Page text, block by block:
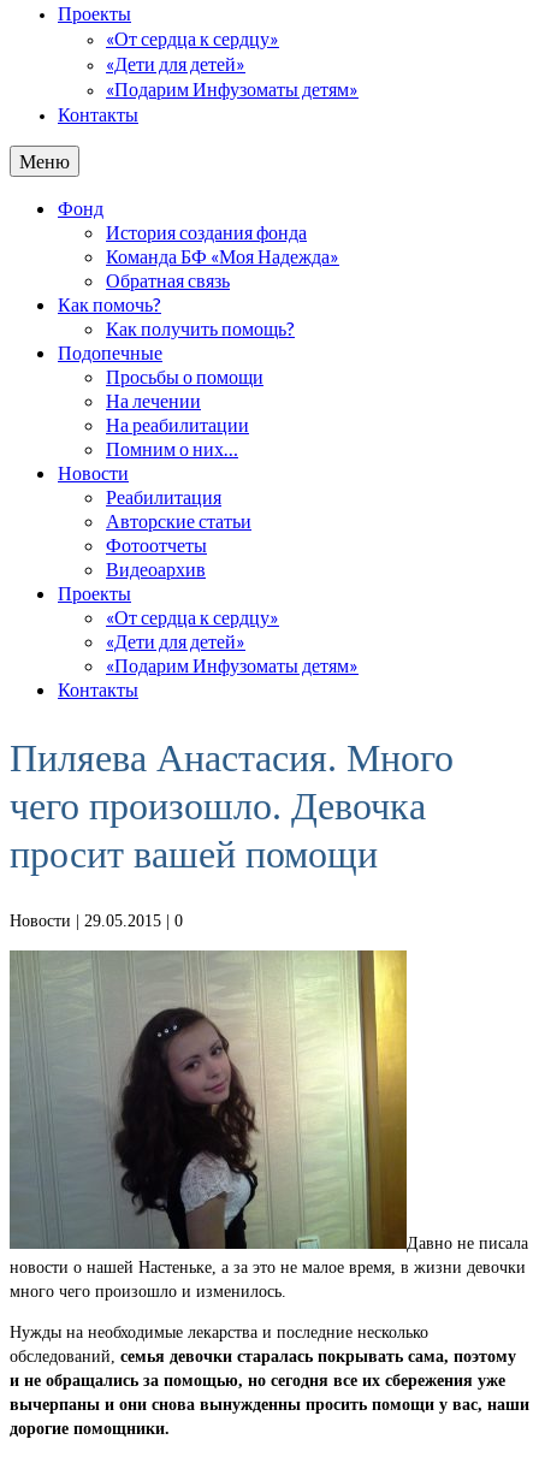
Проекты
«От сердца к сердцу»
«Дети для детей»
«Подарим Инфузоматы детям»
Контакты
Меню
Фонд
История создания фонда
Команда БФ «Моя Надежда»
Обратная связь
Как помочь?
Как получить помощь?
Подопечные
Просьбы о помощи
На лечении
На реабилитации
Помним о них…
Новости
Реабилитация
Авторские статьи
Фотоотчеты
Видеоархив
Проекты
«От сердца к сердцу»
«Дети для детей»
«Подарим Инфузоматы детям»
Контакты
Пиляева Анастасия. Много
чего произошло. Девочка
просит вашей помощи
Новости | 29.05.2015 | 0
Давно не писала
новости о нашей Настеньке, а за это не малое время, в жизни девочки
много чего произошло и изменилось.
Нужды на необходимые лекарства и последние несколько
обследований, семья девочки старалась покрывать сама, поэтому
и не обращались за помощью, но сегодня все их сбережения уже
вычерпаны и они снова вынужденны просить помощи у вас, наши
дорогие помощники.